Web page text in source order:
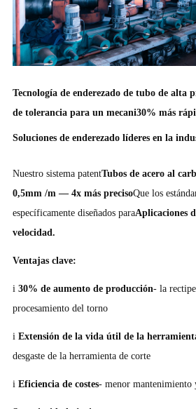
Tecnología de enderezado de tubo de alta
de tolerancia para un mecani30% más
Soluciones de enderezado líderes en la
Nuestro sistema patentTubos de acero al
0,5mm /m — 4x más precisoQue los
específicamente diseñados paraAplicaciones
velocidad.
Ventajas clave:
i 30% de aumento de producción- la
procesamiento del torno
i Extensión de la vida útil de la
desgaste de la herramienta de corte
i Eficiencia de costes- menor